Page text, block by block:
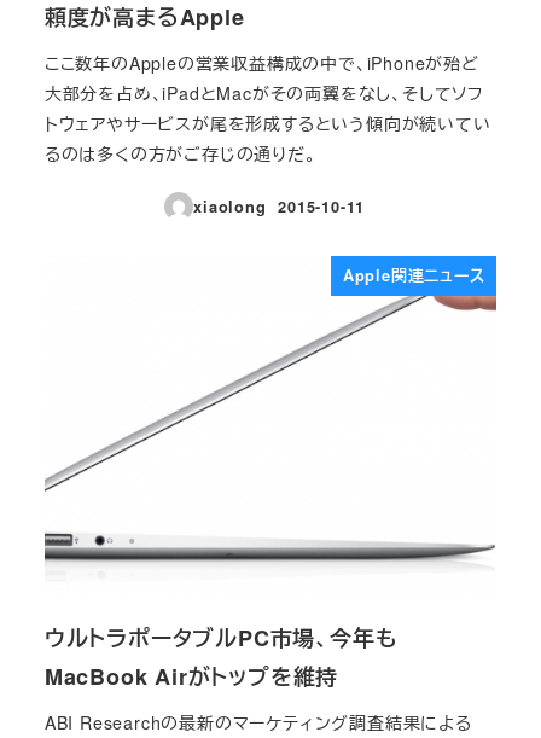
頼度が高まるApple
ここ数年のAppleの営業収益構成の中で、iPhoneが殆ど
大部分を占め、iPadとMacがその両翼をなし、そしてソフ
トウェアやサービスが尾を形成するという傾向が続いてい
るのは多くの方がご存じの通りだ。
xiaolong
投稿日
2015-10-11
Apple関連ニュース
ウルトラポータブルPC市場、今年も
MacBook Airがトップを維持
ABI Researchの最新のマーケティング調査結果による